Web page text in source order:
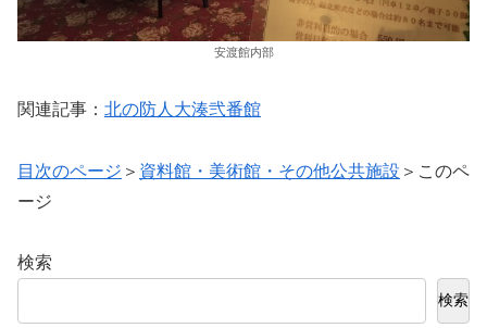
安渡館内部
関連記事： 北の防人大湊弐番館
目次のページ ＞ 資料館・美術館・その他公共施設 ＞このペ
ージ
検索
検索